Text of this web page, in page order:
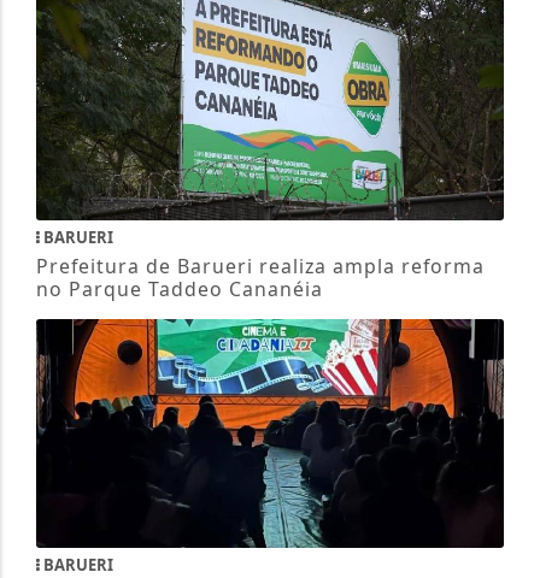
BARUERI
Prefeitura de Barueri realiza ampla reforma
no Parque Taddeo Cananéia
BARUERI